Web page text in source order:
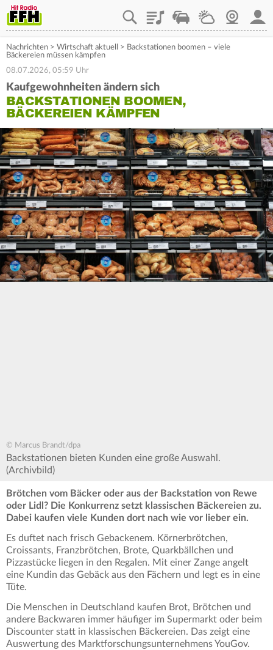
PlaylistStaupilotWetterWebcam
Nachrichten > Wirtschaft aktuell > Backstationen boomen – viele
Bäckereien müssen kämpfen
08.07.2026, 05:59 Uhr
Kaufgewohnheiten ändern sich
BACKSTATIONEN BOOMEN,
BÄCKEREIEN KÄMPFEN
© Marcus Brandt/dpa
Backstationen bieten Kunden eine große Auswahl.
(Archivbild)
Brötchen vom Bäcker oder aus der Backstation von Rewe
oder Lidl? Die Konkurrenz setzt klassischen Bäckereien zu.
Dabei kaufen viele Kunden dort nach wie vor lieber ein.
Es duftet nach frisch Gebackenem. Körnerbrötchen,
Croissants, Franzbrötchen, Brote, Quarkbällchen und
Pizzastücke liegen in den Regalen. Mit einer Zange angelt
eine Kundin das Gebäck aus den Fächern und legt es in eine
Tüte.
Die Menschen in Deutschland kaufen Brot, Brötchen und
andere Backwaren immer häufiger im Supermarkt oder beim
Discounter statt in klassischen Bäckereien. Das zeigt eine
Auswertung des Marktforschungsunternehmens YouGov.